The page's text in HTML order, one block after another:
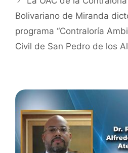
Bolivariano de Miranda
programa “Contraloría
Civil de San Pedro de los